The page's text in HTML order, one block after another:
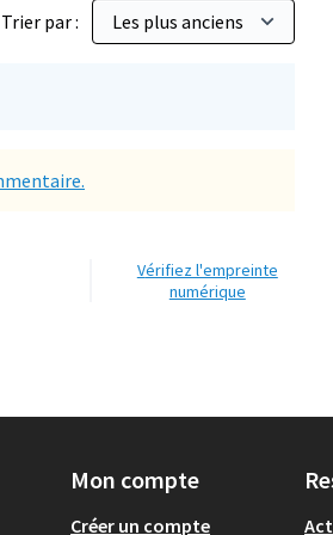
Trier par :
Vérifiez l'empreinte
numérique
Mon compte
Créer un compte